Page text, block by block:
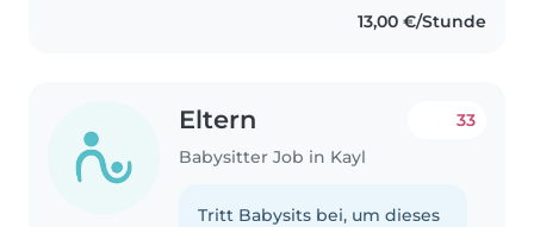
13,00 €/Stunde
Eltern
Babysitter Job in Kayl
33
Tritt Babysits bei, um dieses